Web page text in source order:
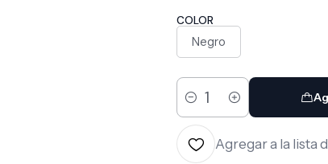
COLOR
Negro
Cantidad
Agregar a la lista